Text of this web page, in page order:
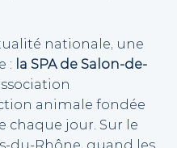
nationale, une
: la SPA de Salon-de-
animale fondée
chaque jour. Sur le